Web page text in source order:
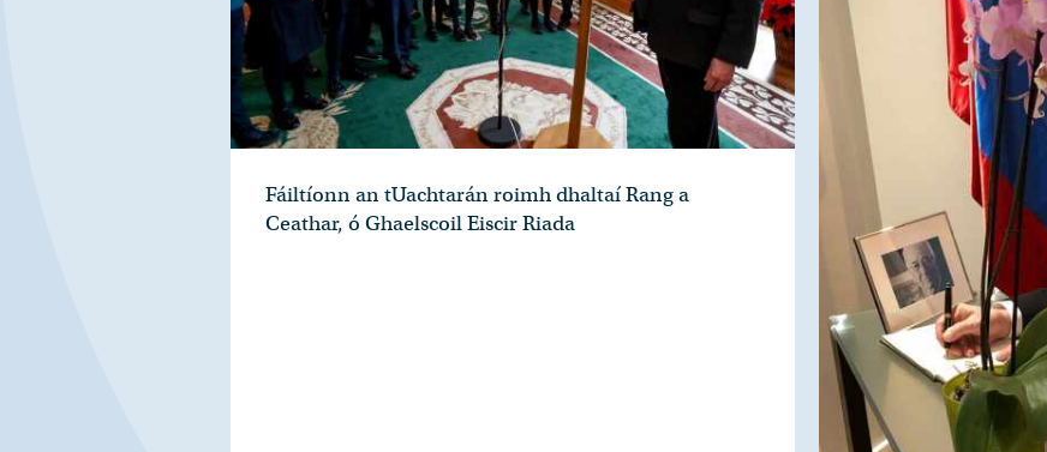
Fáiltíonn an tUachtarán roimh dhaltaí Rang a
Ceathar, ó Ghaelscoil Eiscir Riada